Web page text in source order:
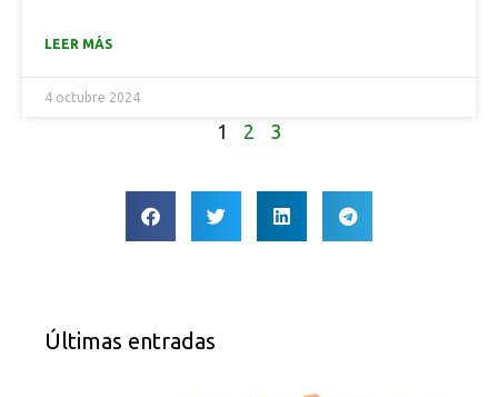
LEER MÁS
4 octubre 2024
1 2 3
Últimas entradas